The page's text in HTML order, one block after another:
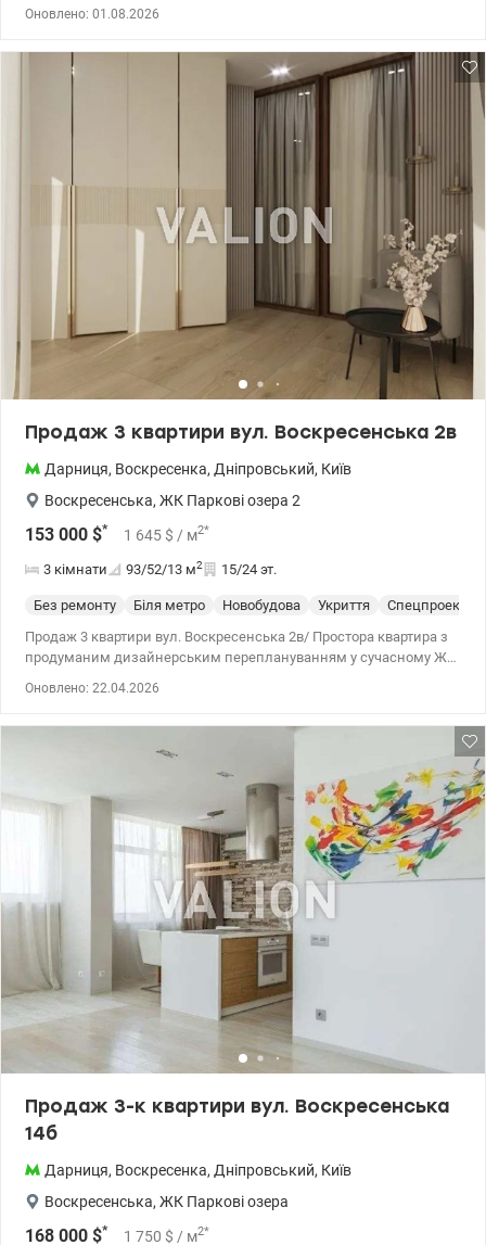
Оновлено: 01.08.2026
Продаж 3 квартири вул. Воскресенська 2в
Дарниця, Воскресенка, Дніпровський, Київ
Воскресенська, ЖК Паркові озера 2
153 000 $* 1 645 $ / м2*
3 кімнати 93/52/13 м2 15/24 эт.
Без ремонту Біля метро Новобудова Укриття Спецпроект
Продаж 3 квартири вул. Воскресенська 2в/ Простора квартира з
продуманим дизайнерським переплануванням у сучасному ЖК
генератор, що забезпечує безперебійну роботу ліфтів,
водопостачання та освітлення під час відключень
електроенергії. 044 200 10 80 valion.ua/1147184
Оновлено: 22.04.2026
Продаж 3-к квартири вул. Воскресенська
14б
Дарниця, Воскресенка, Дніпровський, Київ
Воскресенська, ЖК Паркові озера
168 000 $* 1 750 $ / м2*